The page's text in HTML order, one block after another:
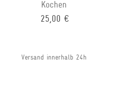
Kochen
25,00 €
Versand innerhalb 24h